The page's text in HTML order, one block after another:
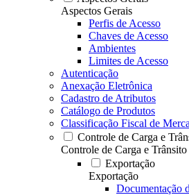
Aspectos Gerais
Perfis de Acesso
Chaves de Acesso
Ambientes
Limites de Acesso
Autenticação
Anexação Eletrônica
Cadastro de Atributos
Catálogo de Produtos
Classificação Fiscal de
Controle de Carga e
Controle de Carga e Trânsito
Exportação
Exportação
Documentação